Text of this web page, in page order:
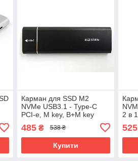
Карман для SSD M2
NVMe USB3.1 - Type-C
PCI-e, M key, B+M key
485₴ 538 ₴
Купити
2 в
525